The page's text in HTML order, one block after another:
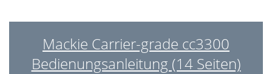
Mackie Carrier-grade cc3300
Bedienungsanleitung (14 Seiten)